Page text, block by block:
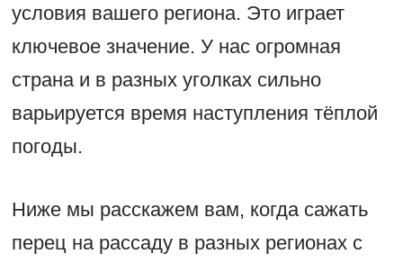
условия вашего региона. Это играет
ключевое значение. У нас огромная
страна и в разных уголках сильно
варьируется время наступления тёплой
погоды.
Ниже мы расскажем вам, когда сажать
перец на рассаду в разных регионах с